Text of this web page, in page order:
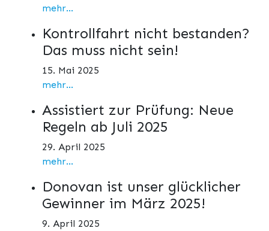
mehr...
Kontrollfahrt nicht bestanden?
Das muss nicht sein!
15. Mai 2025
mehr...
Assistiert zur Prüfung: Neue
Regeln ab Juli 2025
29. April 2025
mehr...
Donovan ist unser glücklicher
Gewinner im März 2025!
9. April 2025